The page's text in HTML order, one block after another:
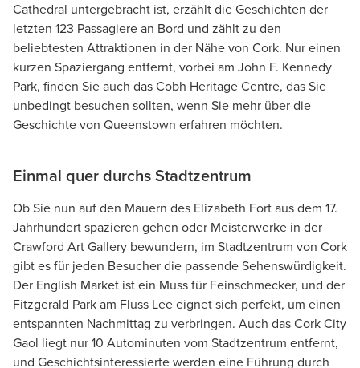
Cathedral untergebracht ist, erzählt die Geschichten der
letzten 123 Passagiere an Bord und zählt zu den
beliebtesten Attraktionen in der Nähe von Cork. Nur einen
kurzen Spaziergang entfernt, vorbei am John F. Kennedy
Park, finden Sie auch das Cobh Heritage Centre, das Sie
unbedingt besuchen sollten, wenn Sie mehr über die
Geschichte von Queenstown erfahren möchten.
Einmal quer durchs Stadtzentrum
Ob Sie nun auf den Mauern des Elizabeth Fort aus dem 17.
Jahrhundert spazieren gehen oder Meisterwerke in der
Crawford Art Gallery bewundern, im Stadtzentrum von Cork
gibt es für jeden Besucher die passende Sehenswürdigkeit.
Der English Market ist ein Muss für Feinschmecker, und der
Fitzgerald Park am Fluss Lee eignet sich perfekt, um einen
entspannten Nachmittag zu verbringen. Auch das Cork City
Gaol liegt nur 10 Autominuten vom Stadtzentrum entfernt,
und Geschichtsinteressierte werden eine Führung durch